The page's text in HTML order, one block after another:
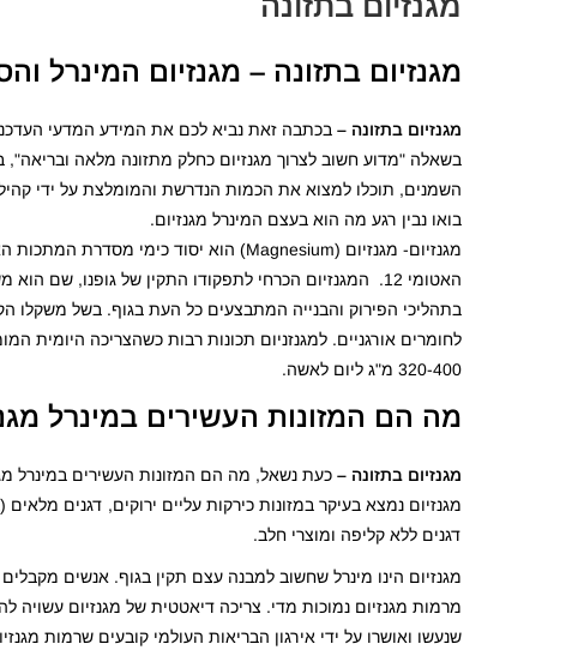
מגנזיום בתזונה – מגנזיום המינרל
מגנזיום בתזונה – בכתבה זאת נביא לכם את המידע המדעי העדכני
השמנים, תוכלו למצוא את הכמות הנדרשת והמומלצת על ידי
בואו נבין רגע מה הוא בעצם המינרל מגנזיום.
האטומי 12. המגנזיום הכרחי לתפקודו התקין של גופנו, שם
בתהליכי הפירוק והבנייה המתבצעים כל העת בגוף. בשל משקלו
320-400 מ"ג ליום לאשה.
מה הם המזונות העשירים במינרל
מגנזיום בתזונה – כעת נשאל, מה הם המזונות העשירים במינרל
מגנזיום נמצא בעיקר במזונות כירקות עליים ירוקים, דגנים
דגנים ללא קליפה ומוצרי חלב.
מגנזיום הינו מינרל שחשוב למבנה עצם תקין בגוף. אנשים
מרמות מגנזיום נמוכות מדי. צריכה דיאטטית של מגנזיום
שנעשו ואושרו על ידי אירגון הבריאות העולמי קובעים שרמות